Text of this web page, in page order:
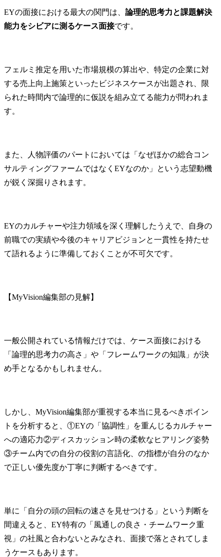
EYの面接における最大の関門は、 論理的思考力と課題解決
能力をシビアに測るケース面接です。
フェルミ推定を用いた市場規模の算出や、特定の企業に対
する売上向上施策といったビジネスケースが出題され、限
られた時間内で論理的に仮説を組み立てる能力が問われま
す。
また、人物評価のパートにおいては「なぜほかの総合コン
サルティングファームではなくEYなのか」という志望動機
が鋭く深掘りされます。
EYのカルチャーや注力領域を深く理解したうえで、自身の
前職での実績や今後のキャリアビジョンと一貫性を持たせ
て語れるように準備しておくことが不可欠です。
【MyVision編集部の見解】
一般公開されている情報だけでは、ケース面接における
「論理的思考力の高さ」や「フレームワークの知識」が決
め手となるかもしれません。
しかし、MyVision編集部が重視する本当に見るべきポイン
トを分析すると、①EYの「協調性」を重んじるカルチャー
への適応力②ディスカッション時の柔軟なヒアリング姿勢
③チーム内での自分の役割の言語化、の指標が自分のなか
で正しい優先度か丁寧に判断するべきです。
単に「自分の頭の回転の速さを見せつける」という判断を
間違えると、EY特有の「風通しの良さ・チームワーク重
視」の社風と合わないとみなされ、面接で落とされてしま
うケースもあります。